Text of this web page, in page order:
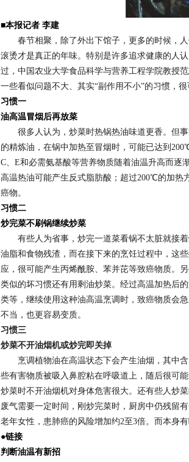
■本报记者 李建
春节相聚，除了外出下馆子，更多的时候，人
滚烫才是真正的年味。特别是许多追求健康的人
过，中国农业大学食品科学与营养工程学院教授
一些看似问题不大、其实“副作用不小”的习惯，
习惯一
油高温冒烟后再放菜
很多人认为，炒菜时热锅热油味道更香。但事
的精炼油，在锅中加热至冒烟时，可能已达到
C、E和必需氨基酸等营养物质随着油温升高而逐
高温热油可能产生反式脂肪酸；超过200℃的加热
癌物。
习惯二
炒完菜不刷锅继续炒菜
有些人为省事，炒完一道菜看锅不太脏就接着
油脂和食物残渣，而在接下来的烹饪过程中，这
应，很可能产生丙烯酰胺、苯并芘等致癌物质。
类似的坏习惯还有用剩油炒菜。经过高温加热后
类等，继续使用这种油高温烹调时，致癌物质会
不当，也更容易变质。
习惯三
炒菜不开油烟机或炒完即关掉
烹调植物油在高温状态下会产生油烟，其中含
些有害物质被吸入鼻腔粘在呼吸道上，随后很可
炒菜时不开油烟机对身体危害很大。还有些人炒
废气需要一定时间，刚炒完菜时，厨房中仍残留
老年女性，患肺癌的风险增加约2至3倍。而本身
●链接
判断油温有新招